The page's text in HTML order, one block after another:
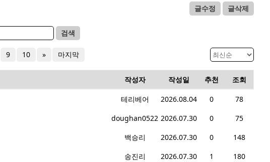
글수정 글삭제
검색
9 10 » 마지막
작성자 작성일 추천 조회
테리베어 2026.08.04 0
78
doughan0522 2026.07.30 0
75
백승리 2026.07.30 0
148
송진리 2026.07.30 1
180